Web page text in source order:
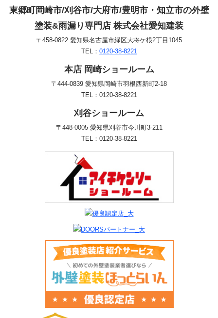
東郷町岡崎市/刈谷市/大府市/豊明市・知立市の外壁
塗装&雨漏り専門店 株式会社愛知建装
〒458-0822 愛知県名古屋市緑区大将ケ根2丁目1045
TEL： 0120-38-8221
本店 岡崎ショールーム
〒444-0839 愛知県岡崎市羽根西新町2-18
TEL：0120-38-8221
刈谷ショールーム
〒448-0005 愛知県刈谷市今川町3-211
TEL：0120-38-8221